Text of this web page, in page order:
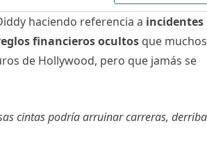
haciendo referencia a incidentes
financieros ocultos que muchos
de Hollywood, pero que jamás se
cintas podría arruinar carreras,